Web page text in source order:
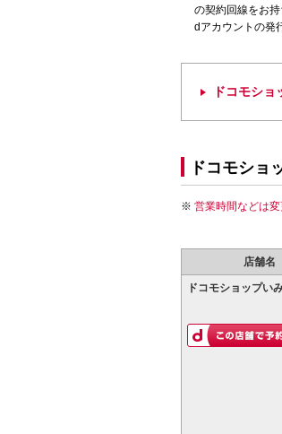
の契約回線をお
dアカウントの発
ドコモショ
ドコモショ
営業時間などは
店舗名
ドコモショップい